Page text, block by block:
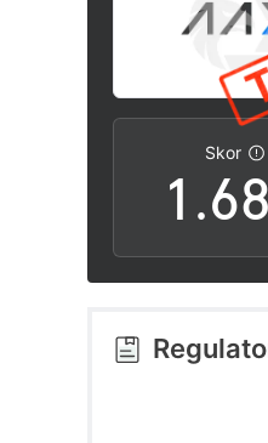
Skor
0
1
2
3
.
4
5
6
7
8
8